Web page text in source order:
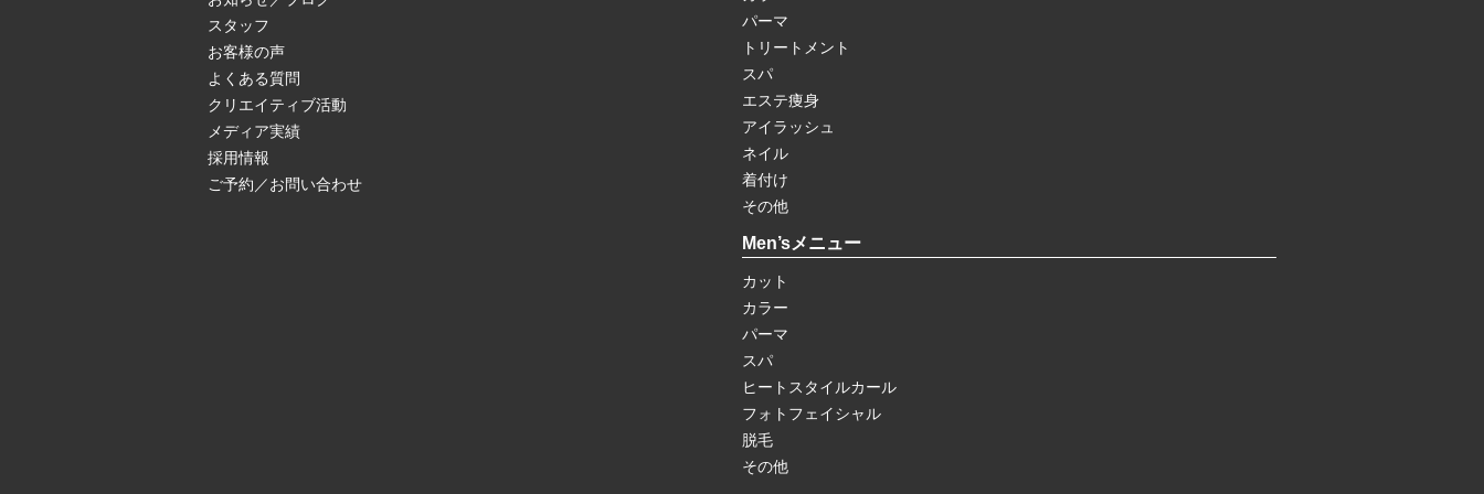
スタッフ
お客様の声
よくある質問
クリエイティブ活動
メディア実績
採用情報
ご予約／お問い合わせ
パーマ
トリートメント
スパ
エステ痩身
アイラッシュ
ネイル
着付け
その他
Men’sメニュー
カット
カラー
パーマ
スパ
ヒートスタイルカール
フォトフェイシャル
脱毛
その他